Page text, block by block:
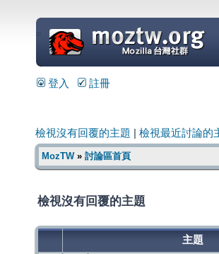
=
登入 註冊
檢視沒有回覆的主題 檢視最近討論的
MozTW» 討論區首頁
檢視沒有回覆的主題
主題